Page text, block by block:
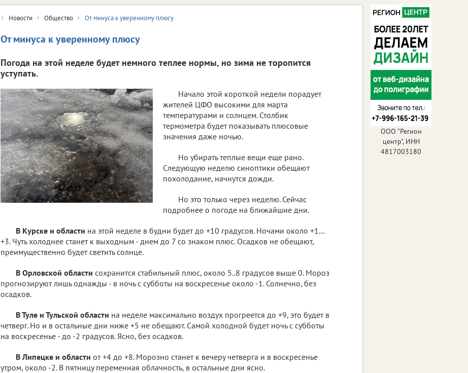
Новости Общество От минуса к уверенному плюсу
От минуса к уверенному плюсу
Погода на этой неделе будет немного теплее нормы, но зима не торопится
уступать.
Начало этой короткой недели порадует
жителей ЦФО высокими для марта
температурами и солнцем. Столбик
термометра будет показывать плюсовые
значения даже ночью.
Но убирать теплые вещи еще рано.
Следующую неделю синоптики обещают
похолодание, начнутся дожди.
Но это только через неделю. Сейчас
подробнее о погоде на ближайшие дни.
В Курске и области на этой неделе в будни будет до +10 градусов. Ночами около +1…
+3. Чуть холоднее станет к выходным - днем до 7 со знаком плюс. Осадков не обещают,
преимущественно будет светить солнце.
В Орловской области сохранится стабильный плюс, около 5..8 градусов выше 0. Мороз
прогнозируют лишь однажды - в ночь с субботы на воскресенье около -1. Солнечно, без
осадков.
В Туле и Тульской области на неделе максимально воздух прогреется до +9, это будет в
четверг. Но и в остальные дни ниже +5 не обещают. Самой холодной будет ночь с субботы
на воскресенье - до -2 градусов. Ясно, без осадков.
В Липецке и области от +4 до +8. Морозно станет к вечеру четверга и в воскресенье
утром, около -2. В пятницу переменная облачность, в остальные дни ясно.
ООО "Регион
центр", ИНН
4817003180